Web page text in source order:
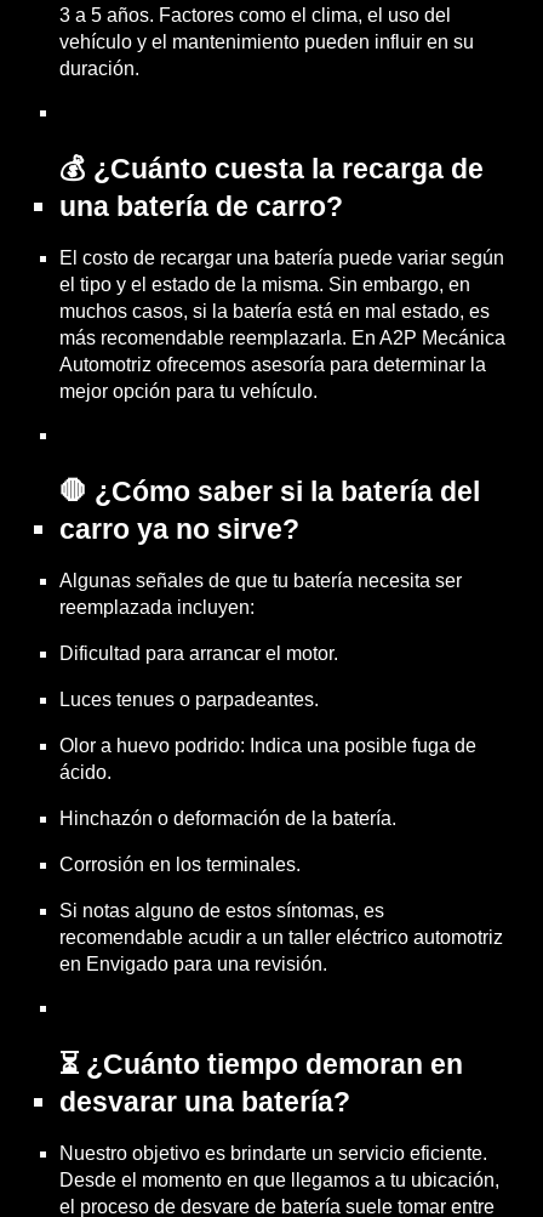
3 a 5 años. Factores como el clima, el uso del
vehículo y el mantenimiento pueden influir en su
duración.
💰 ¿Cuánto cuesta la recarga de
una batería de carro?
El costo de recargar una batería puede variar según
el tipo y el estado de la misma. Sin embargo, en
muchos casos, si la batería está en mal estado, es
más recomendable reemplazarla. En A2P Mecánica
Automotriz ofrecemos asesoría para determinar la
mejor opción para tu vehículo.
🛑 ¿Cómo saber si la batería del
carro ya no sirve?
Algunas señales de que tu batería necesita ser
reemplazada incluyen:
Dificultad para arrancar el motor.
Luces tenues o parpadeantes.
Olor a huevo podrido: Indica una posible fuga de
ácido.
Hinchazón o deformación de la batería.
Corrosión en los terminales.
Si notas alguno de estos síntomas, es
recomendable acudir a un taller eléctrico automotriz
en Envigado para una revisión.
⏳ ¿Cuánto tiempo demoran en
desvarar una batería?
Nuestro objetivo es brindarte un servicio eficiente.
Desde el momento en que llegamos a tu ubicación,
el proceso de desvare de batería suele tomar entre